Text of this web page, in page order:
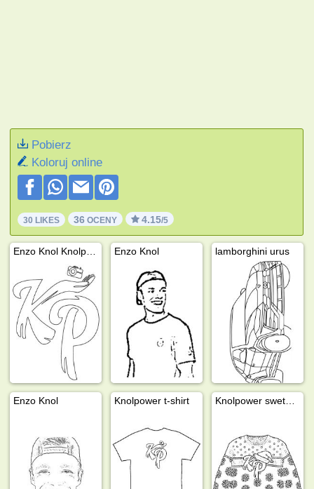
Pobierz
Koloruj online
30 LIKES 36 OCENY 4.15/5
Enzo Knol lamborghini urus
Enzo Knol Knolpower t-shirt